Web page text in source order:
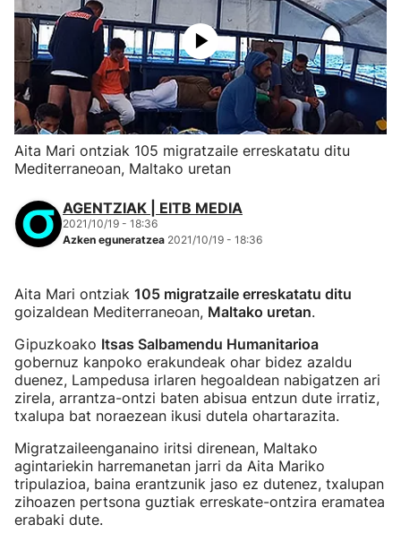
Aita Mari ontziak 105 migratzaile erreskatatu ditu
Mediterraneoan, Maltako uretan
AGENTZIAK | EITB MEDIA
2021/10/19 - 18:36
Azken eguneratzea 2021/10/19 - 18:36
Aita Mari ontziak 105 migratzaile erreskatatu ditu
goizaldean Mediterraneoan, Maltako uretan.
Gipuzkoako Itsas Salbamendu Humanitarioa
gobernuz kanpoko erakundeak ohar bidez azaldu
duenez, Lampedusa irlaren hegoaldean nabigatzen ari
zirela, arrantza-ontzi baten abisua entzun dute irratiz,
txalupa bat noraezean ikusi dutela ohartarazita.
Migratzaileenganaino iritsi direnean, Maltako
agintariekin harremanetan jarri da Aita Mariko
tripulazioa, baina erantzunik jaso ez dutenez, txalupan
zihoazen pertsona guztiak erreskate-ontzira eramatea
erabaki dute.